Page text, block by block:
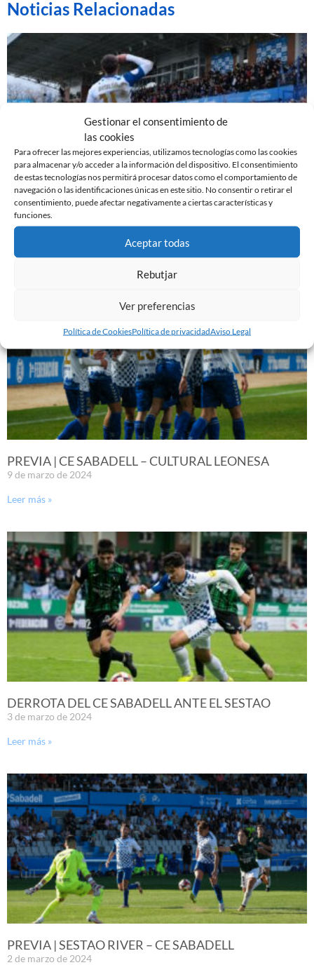
Gestionar el consentimiento de
las cookies
Para ofrecer las mejores experiencias, utilizamos tecnologías como las cookies
para almacenar y/o acceder a la información del dispositivo. El consentimiento
de estas tecnologías nos permitirá procesar datos como el comportamiento de
navegación o las identificaciones únicas en este sitio. No consentir o retirar el
consentimiento, puede afectar negativamente a ciertas características y
funciones.
Aceptar todas
Rebutjar
Ver preferencias
Política de CookiesPolítica de privacidadAviso Legal
Noticias Relacionadas
EL SABADELL EMPATA ANTE LA CULTURAL EN LA
NOVA CREU ALTA
10 de marzo de 2024
Leer más »
PREVIA | CE SABADELL – CULTURAL LEONESA
9 de marzo de 2024
Leer más »
DERROTA DEL CE SABADELL ANTE EL SESTAO
3 de marzo de 2024
Leer más »
PREVIA | SESTAO RIVER – CE SABADELL
2 de marzo de 2024